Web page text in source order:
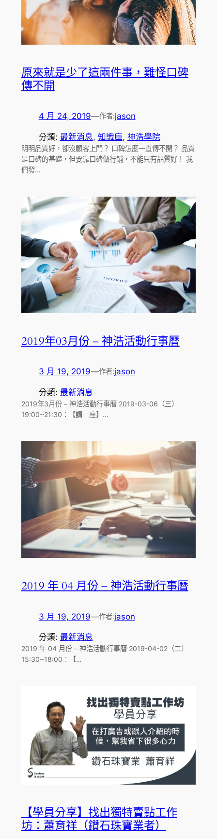
原來就是少了這兩件事，難怪口碑
傳不開
4 月 24, 2019—作者:jason
分類: 最新消息, 知識庫, 神浩學院
明明品質好，卻沒顧客上門？ 口碑怎麼一直傳不開？ 品質
是口碑的基礎，但要靠口碑做行銷，不能只有品質好！ 我
們發…
2019年03月份 – 神浩活動行事曆
3 月 19, 2019—作者:jason
分類: 最新消息
2019年3月份 – 神浩活動行事曆 2019-03-06（三）
19:00~21:30：【講 座】…
2019 年 04 月份 – 神浩活動行事曆
3 月 19, 2019—作者:jason
分類: 最新消息
2019 年 04 月份 – 神浩活動行事曆 2019-04-02（二）
15:30~18:00：【…
【學員分享】找出獨特賣點工作
坊：蕭育祥（鑽石珠寶業者）